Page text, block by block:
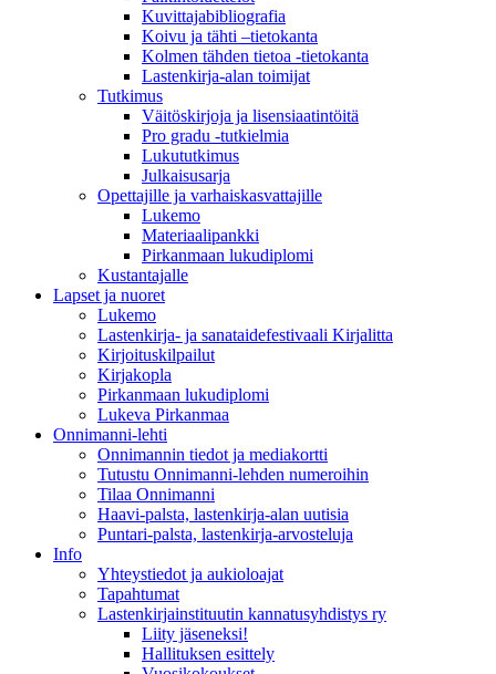
Kuvittaja­bibliografia
Koivu ja tähti –tietokanta
Kolmen tähden tietoa -tietokanta
Lastenkirja-alan toimijat
Tutkimus
Väitöskirjoja ja lisensiaatintöitä
Pro gradu -tutkielmia
Lukututkimus
Julkaisusarja
Opettajille ja varhaiskasvattajille
Lukemo
Materiaalipankki
Pirkanmaan lukudiplomi
Kustantajalle
Lapset ja nuoret
Lukemo
Lastenkirja- ja sanataidefestivaali Kirjalitta
Kirjoituskilpailut
Kirjakopla
Pirkanmaan lukudiplomi
Lukeva Pirkanmaa
Onnimanni-lehti
Onnimannin tiedot ja mediakortti
Tutustu Onnimanni-lehden numeroihin
Tilaa Onnimanni
Haavi-palsta, lastenkirja-alan uutisia
Puntari-palsta, lastenkirja-arvosteluja
Info
Yhteystiedot ja aukioloajat
Tapahtumat
Lastenkirjainstituutin kannatusyhdistys ry
Liity jäseneksi!
Hallituksen esittely